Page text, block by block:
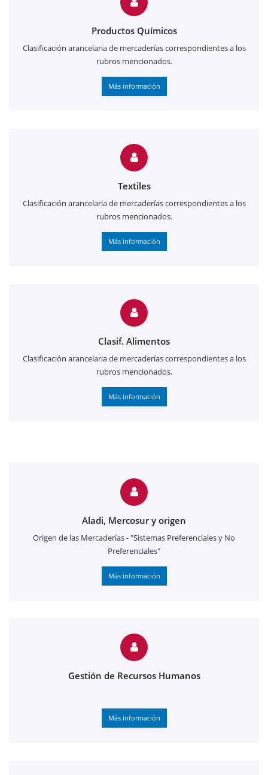
Productos Químicos
Clasificación arancelaria de mercaderías correspondientes a los
rubros mencionados.
Más información
Textiles
Clasificación arancelaria de mercaderías correspondientes a los
rubros mencionados.
Más información
Clasif. Alimentos
Clasificación arancelaria de mercaderías correspondientes a los
rubros mencionados.
Más información
Aladi, Mercosur y origen
Origen de las Mercaderías - "Sistemas Preferenciales y No
Preferenciales"
Más información
Gestión de Recursos Humanos
Más información